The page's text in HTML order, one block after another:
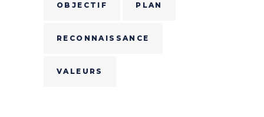
OBJECTIF PLAN
RECONNAISSANCE
VALEURS